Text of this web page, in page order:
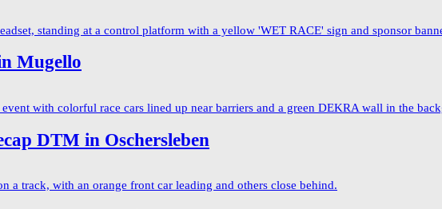
Mugello
DTM in Oschersleben